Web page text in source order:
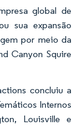
global de
sua expansão
por meio da
Canyon Squire
concluiu a
Internos
Louisville e